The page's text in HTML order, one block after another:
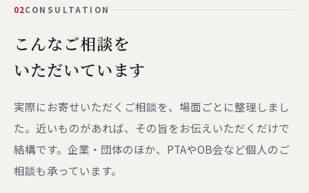
02CONSULTATION
こんなご相談を
いただいています
実際にお寄せいただくご相談を、場面ごとに整理しまし
た。近いものがあれば、その旨をお伝えいただくだけで
結構です。企業・団体のほか、PTAやOB会など個人のご
相談も承っています。